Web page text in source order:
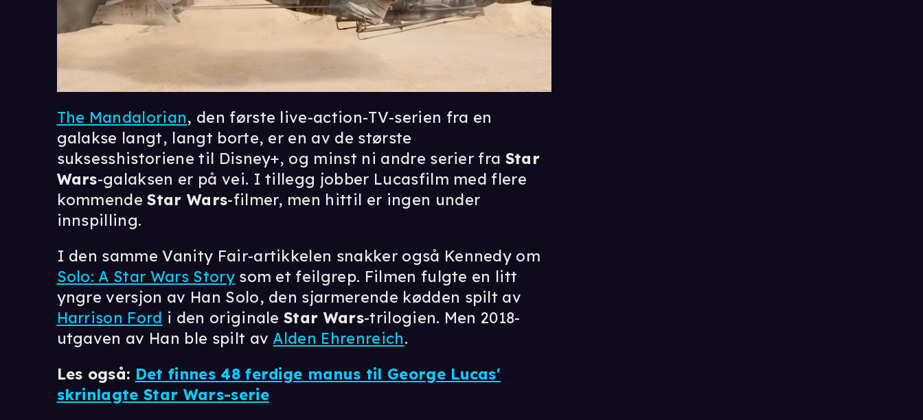
The Mandalorian, den første live-action-TV-serien fra en
galakse langt, langt borte, er en av de største
suksesshistoriene til Disney+, og minst ni andre serier fra Star
Wars-galaksen er på vei. I tillegg jobber Lucasfilm med flere
kommendeStar Wars-filmer, men hittil er ingen under
innspilling.
I den samme Vanity Fair-artikkelen snakker også Kennedy om
Solo: A Star Wars Storysom et feilgrep. Filmen fulgte en litt
yngre versjon av Han Solo, den sjarmerende kødden spilt av
Harrison Ford i den originaleStar Wars-trilogien. Men 2018-
utgaven av Han ble spilt avAlden Ehrenreich.
Les også: Det finnes 48 ferdige manus til George Lucas'
skrinlagte Star Wars-serie